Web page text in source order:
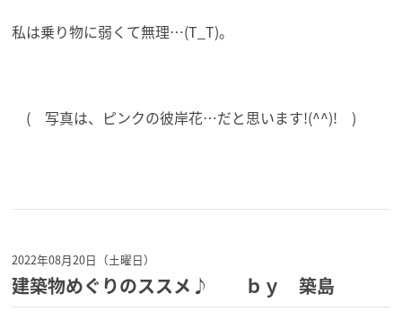
私は乗り物に弱くて無理…(T_T)。
( 写真は、ピンクの彼岸花…だと思います!(^^)! )
2022年08月20日（土曜日）
建築物めぐりのススメ♪ ｂｙ 築島